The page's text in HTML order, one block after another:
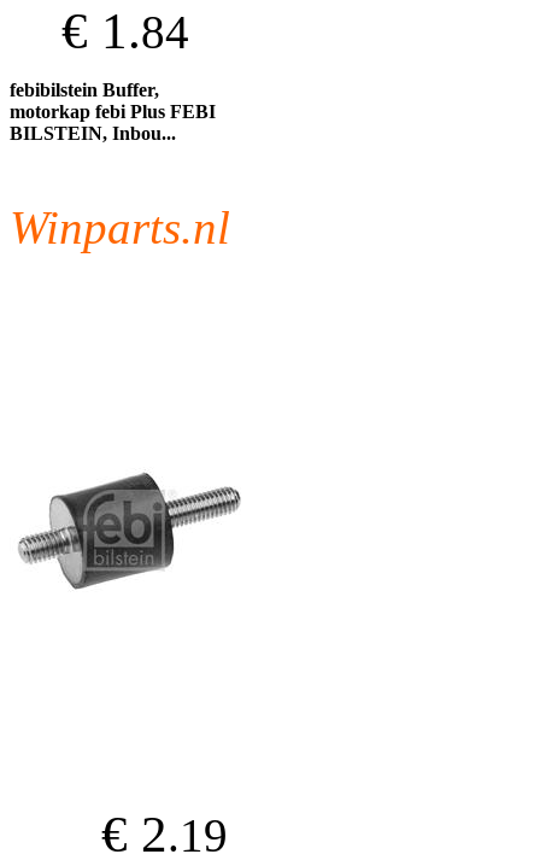
€ 1.84
febibilstein Buffer,
motorkap febi Plus FEBI
BILSTEIN, Inbou...
Winparts.nl
€ 2.19